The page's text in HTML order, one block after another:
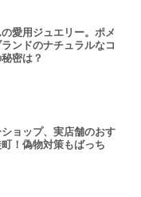
愛用ジュエリー。ポメ
ンドのナチュラルなコ
密は？
ョップ、実店舗のおす
！偽物対策もばっち